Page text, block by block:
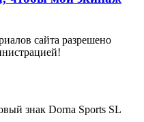
сайта разрешено
знак Dorna Sports SL